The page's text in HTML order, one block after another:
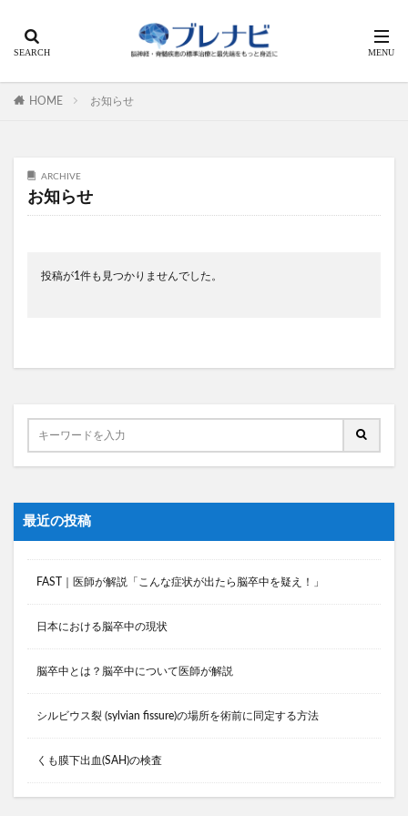
HOME お知らせ
ARCHIVE
お知らせ
投稿が1件も見つかりませんでした。
最近の投稿
FAST｜医師が解説「こんな症状が出たら脳卒中を疑え！」
日本における脳卒中の現状
脳卒中とは？脳卒中について医師が解説
シルビウス裂 (sylvian fissure)の場所を術前に同定する方法
くも膜下出血(SAH)の検査